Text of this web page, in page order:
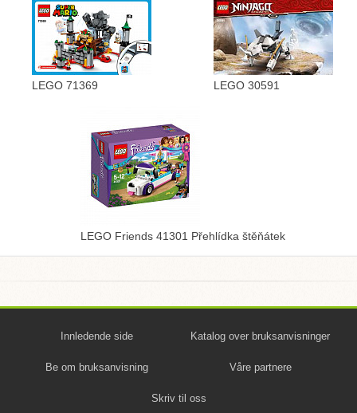
LEGO 71369 LEGO 30591
LEGO Friends 41301 Přehlídka štěňátek
Innledende side Katalog over bruksanvisninger
Be om bruksanvisning Våre partnere
Skriv til oss